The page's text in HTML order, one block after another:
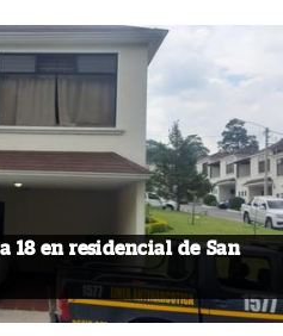
18 en residencial de San